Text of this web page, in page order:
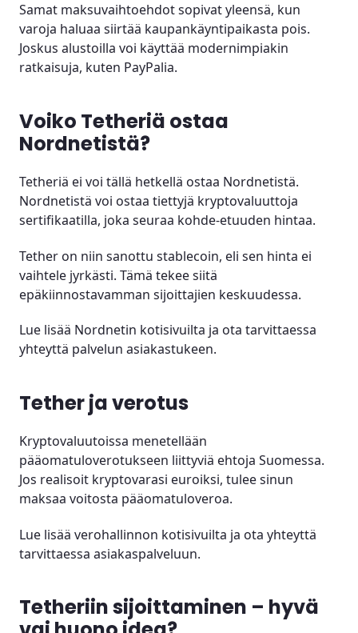
Samat maksuvaihtoehdot sopivat yleensä, kun
varoja haluaa siirtää kaupankäyntipaikasta pois.
Joskus alustoilla voi käyttää modernimpiakin
ratkaisuja, kuten PayPalia.
Voiko Tetheriä ostaa
Nordnetistä?
Tetheriä ei voi tällä hetkellä ostaa Nordnetistä.
Nordnetistä voi ostaa tiettyjä kryptovaluuttoja
sertifikaatilla, joka seuraa kohde-etuuden hintaa.
Tether on niin sanottu stablecoin, eli sen hinta ei
vaihtele jyrkästi. Tämä tekee siitä
epäkiinnostavamman sijoittajien keskuudessa.
Lue lisää Nordnetin kotisivuilta ja ota tarvittaessa
yhteyttä palvelun asiakastukeen.
Tether ja verotus
Kryptovaluutoissa menetellään
pääomatuloverotukseen liittyviä ehtoja Suomessa.
Jos realisoit kryptovarasi euroiksi, tulee sinun
maksaa voitosta pääomatuloveroa.
Lue lisää verohallinnon kotisivuilta ja ota yhteyttä
tarvittaessa asiakaspalveluun.
Tetheriin sijoittaminen – hyvä